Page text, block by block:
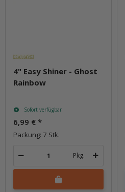
4" Easy Shiner - Ghost
Rainbow
Sofort verfügbar
6,99 € *
Packung: 7 Stk.
Pkg.